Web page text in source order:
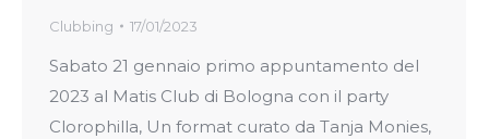
Clubbing 17/01/2023
Sabato 21 gennaio primo appuntamento del
2023 al Matis Club di Bologna con il party
Clorophilla, Un format curato da Tanja Monies,